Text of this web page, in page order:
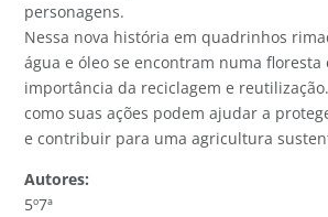
personagens.
Nessa nova história em quadrinhos
água e óleo se encontram numa floresta
importância da reciclagem e
como suas ações podem ajudar a
e contribuir para uma agricultura
Autores:
5º7ª